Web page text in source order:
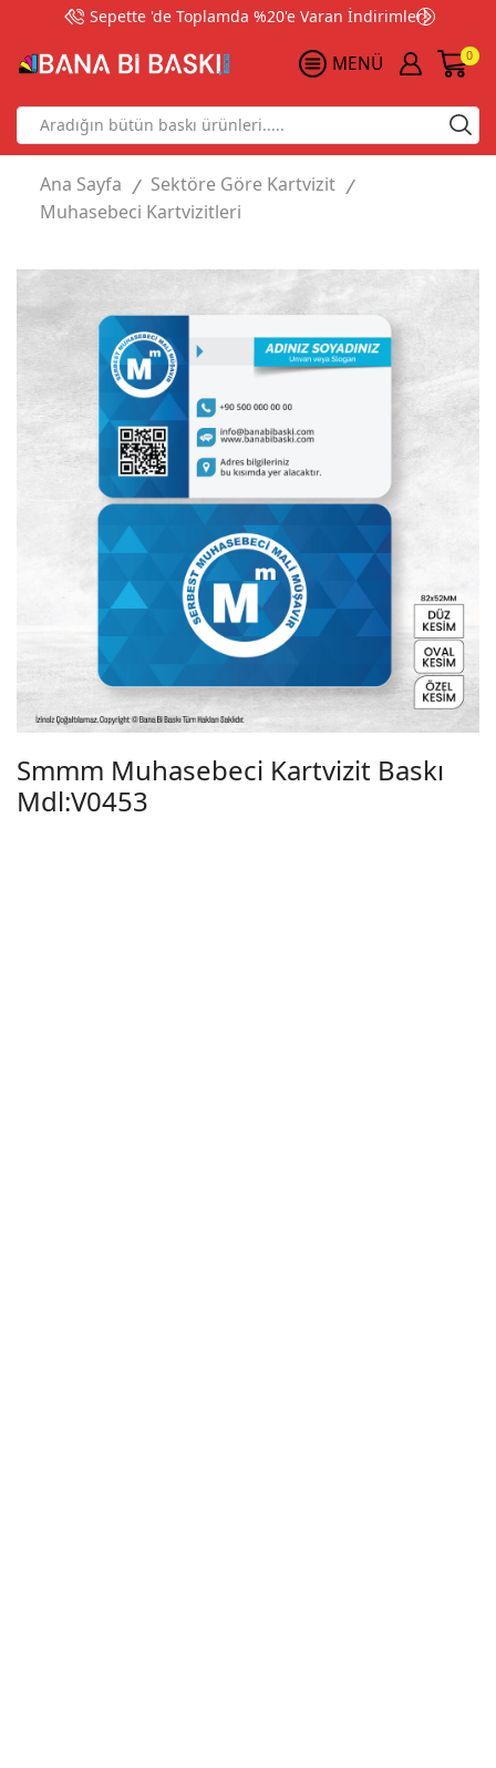
Sepette 'de Toplamda %20'e Varan İndirimler!
MENÜ 0
Search
input
Ana Sayfa / Sektöre Göre Kartvizit /
Muhasebeci Kartvizitleri
Smmm Muhasebeci Kartvizit Baskı
Mdl:V0453